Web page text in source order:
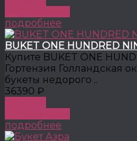
подробнее
BUKET ONE HUNDRED
Купите BUKET ONE
Гортензия Голландская
букеты недорого ..
36390 ₽
подробнее